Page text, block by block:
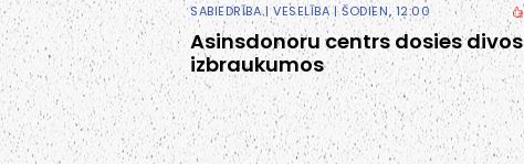
SABIEDRĪBA|VESELĪBA| ŠODIEN, 12:00
Asinsdonoru centrs dosies divos
izbraukumos